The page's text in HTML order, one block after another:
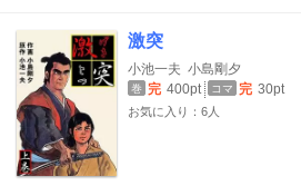
激突
小池一夫 小島剛夕
巻 完 400pt コマ 完 30pt
お気に入り：6人